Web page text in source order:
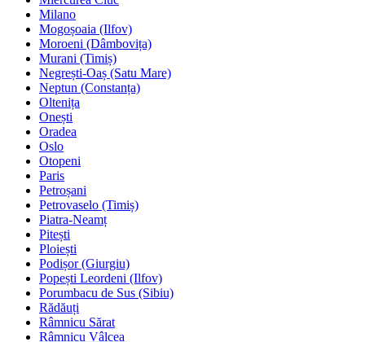
Milano
Mogoșoaia (Ilfov)
Moroeni (Dâmbovița)
Murani (Timiș)
Negrești-Oaș (Satu Mare)
Neptun (Constanța)
Oltenița
Onești
Oradea
Oslo
Otopeni
Paris
Petroșani
Petrovaselo (Timiș)
Piatra-Neamț
Pitești
Ploiești
Podișor (Giurgiu)
Popești Leordeni (Ilfov)
Porumbacu de Sus (Sibiu)
Rădăuți
Râmnicu Sărat
Râmnicu Vâlcea